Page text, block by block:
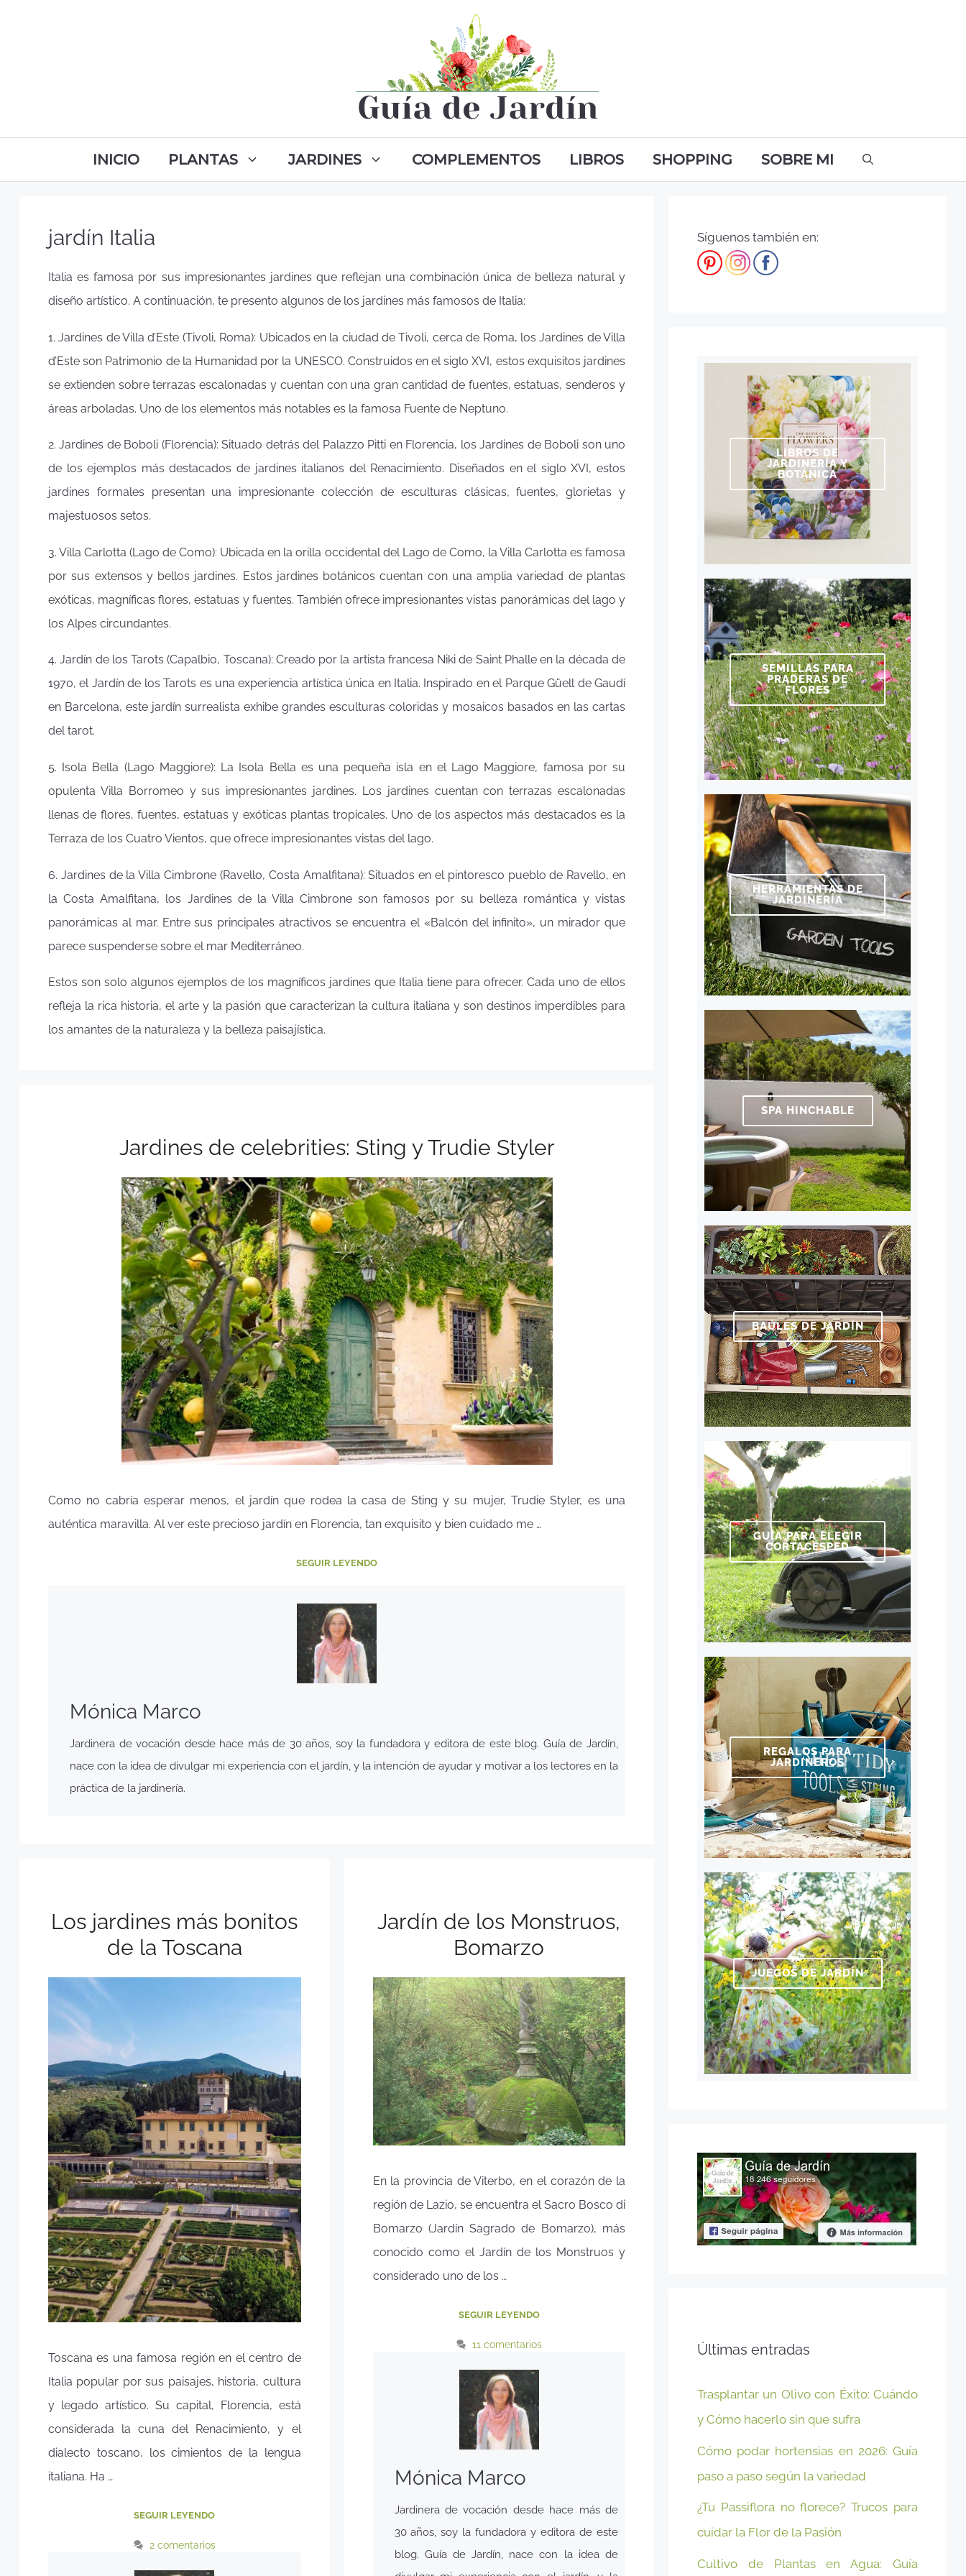
INICIO PLANTAS JARDINES COMPLEMENTOS LIBROS SHOPPING SOBRE MI
jardín Italia
Italia es famosa por sus impresionantes jardines que reflejan una combinación única de belleza natural y
diseño artístico. A continuación, te presento algunos de los jardines más famosos de Italia:
1. Jardines de Villa d’Este (Tivoli, Roma): Ubicados en la ciudad de Tivoli, cerca de Roma, los Jardines de Villa
d’Este son Patrimonio de la Humanidad por la UNESCO. Construidos en el siglo XVI, estos exquisitos jardines
se extienden sobre terrazas escalonadas y cuentan con una gran cantidad de fuentes, estatuas, senderos y
áreas arboladas. Uno de los elementos más notables es la famosa Fuente de Neptuno.
2. Jardines de Boboli (Florencia): Situado detrás del Palazzo Pitti en Florencia, los Jardines de Boboli son uno
de los ejemplos más destacados de jardines italianos del Renacimiento. Diseñados en el siglo XVI, estos
jardines formales presentan una impresionante colección de esculturas clásicas, fuentes, glorietas y
majestuosos setos.
3. Villa Carlotta (Lago de Como): Ubicada en la orilla occidental del Lago de Como, la Villa Carlotta es famosa
por sus extensos y bellos jardines. Estos jardines botánicos cuentan con una amplia variedad de plantas
exóticas, magníficas flores, estatuas y fuentes. También ofrece impresionantes vistas panorámicas del lago y
los Alpes circundantes.
4. Jardín de los Tarots (Capalbio, Toscana): Creado por la artista francesa Niki de Saint Phalle en la década de
1970, el Jardín de los Tarots es una experiencia artística única en Italia. Inspirado en el Parque Güell de Gaudí
en Barcelona, este jardín surrealista exhibe grandes esculturas coloridas y mosaicos basados en las cartas
del tarot.
5. Isola Bella (Lago Maggiore): La Isola Bella es una pequeña isla en el Lago Maggiore, famosa por su
opulenta Villa Borromeo y sus impresionantes jardines. Los jardines cuentan con terrazas escalonadas
llenas de flores, fuentes, estatuas y exóticas plantas tropicales. Uno de los aspectos más destacados es la
Terraza de los Cuatro Vientos, que ofrece impresionantes vistas del lago.
6. Jardines de la Villa Cimbrone (Ravello, Costa Amalfitana): Situados en el pintoresco pueblo de Ravello, en
la Costa Amalfitana, los Jardines de la Villa Cimbrone son famosos por su belleza romántica y vistas
panorámicas al mar. Entre sus principales atractivos se encuentra el «Balcón del infinito», un mirador que
parece suspenderse sobre el mar Mediterráneo.
Estos son solo algunos ejemplos de los magníficos jardines que Italia tiene para ofrecer. Cada uno de ellos
refleja la rica historia, el arte y la pasión que caracterizan la cultura italiana y son destinos imperdibles para
los amantes de la naturaleza y la belleza paisajística.
Jardines de celebrities: Sting y Trudie Styler
Como no cabría esperar menos, el jardín que rodea la casa de Sting y su mujer, Trudie Styler, es una
auténtica maravilla. Al ver este precioso jardín en Florencia, tan exquisito y bien cuidado me …
SEGUIR LEYENDO
Mónica Marco
Jardinera de vocación desde hace más de 30 años, soy la fundadora y editora de este blog. Guía de Jardín,
nace con la idea de divulgar mi experiencia con el jardín, y la intención de ayudar y motivar a los lectores en la
práctica de la jardinería.
Los jardines más bonitos
de la Toscana
Toscana es una famosa región en el centro de
Italia popular por sus paisajes, historia, cultura
y legado artístico. Su capital, Florencia, está
considerada la cuna del Renacimiento, y el
dialecto toscano, los cimientos de la lengua
italiana. Ha …
SEGUIR LEYENDO
2 comentarios
Jardín de los Monstruos,
Bomarzo
En la provincia de Viterbo, en el corazón de la
región de Lazio, se encuentra el Sacro Bosco di
Bomarzo (Jardín Sagrado de Bomarzo), más
conocido como el Jardín de los Monstruos y
considerado uno de los …
SEGUIR LEYENDO
11 comentarios
Mónica Marco
Jardinera de vocación desde hace más de
30 años, soy la fundadora y editora de este
blog. Guía de Jardín, nace con la idea de
Síguenos también en:
LIBROS DE
JARDINERÍA Y
BOTÁNICA
SEMILLAS PARA
PRADERAS DE
FLORES
HERRAMIENTAS DE
JARDINERÍA
SPA HINCHABLE
BAÚLES DE JARDÍN
GUÍA PARA ELEGIR
CORTACÉSPED
REGALOS PARA
JARDINEROS
JUEGOS DE JARDÍN
Últimas entradas
Trasplantar un Olivo con Éxito: Cuándo
y Cómo hacerlo sin que sufra
Cómo podar hortensias en 2026: Guía
paso a paso según la variedad
¿Tu Passiflora no florece? Trucos para
cuidar la Flor de la Pasión
Cultivo de Plantas en Agua: Guía